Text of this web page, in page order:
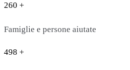
260 +
Famiglie e persone aiutate
498 +